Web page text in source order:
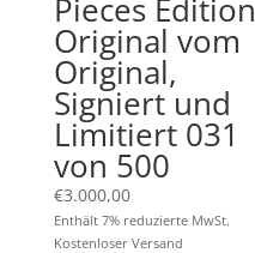
Pieces Edition
Original vom
Original,
Signiert und
Limitiert 031
von 500
€3.000,00
Enthält 7% reduzierte MwSt.
Kostenloser Versand